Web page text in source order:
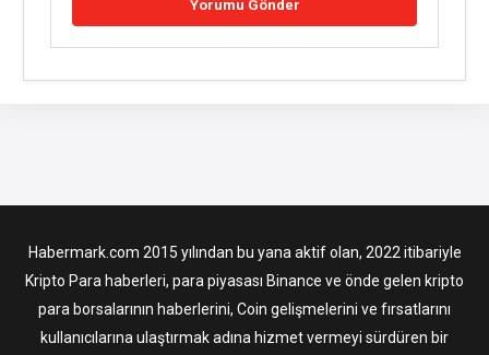
Habermark.com 2015 yılından bu yana aktif olan, 2022 itibariyle
Kripto Para haberleri, para piyasası Binance ve önde gelen kripto
para borsalarının haberlerini, Coin gelişmelerini ve fırsatlarını
kullanıcılarına ulaştırmak adına hizmet vermeyi sürdüren bir